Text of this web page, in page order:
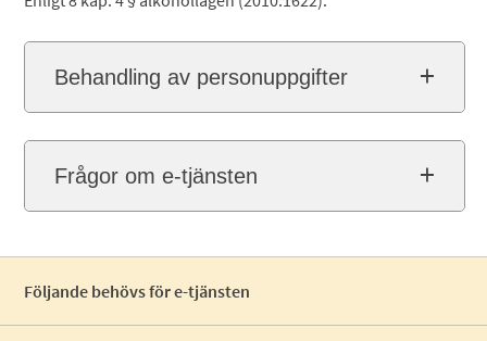
Behandling av personuppgifter
Frågor om e-tjänsten
Följande behövs för e-tjänsten